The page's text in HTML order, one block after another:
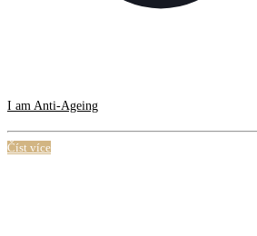
I am Anti-Ageing
Číst více